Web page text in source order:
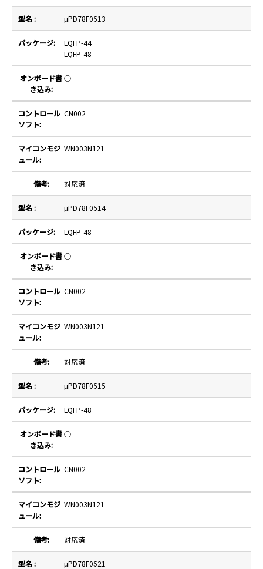
μPD78F0513
LQFP-44
LQFP-48
○
CN002
WN003N121
対応済
μPD78F0514
LQFP-48
○
CN002
WN003N121
対応済
μPD78F0515
LQFP-48
○
CN002
WN003N121
対応済
μPD78F0521